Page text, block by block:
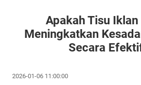
Apakah Tisu
Meningkatkan
Secara
2026-01-06 11:00:00